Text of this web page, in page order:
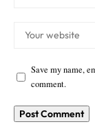
Save my name,
comment.